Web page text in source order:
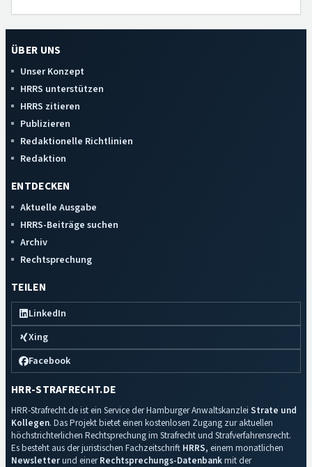
ÜBER UNS
Unser Konzept
HRRS unterstützen
HRRS zitieren
Publizieren
Redaktionelle Richtlinien
Redaktion
ENTDECKEN
Aktuelle Ausgabe
HRRS-Beiträge suchen
Archiv
Rechtsprechung
TEILEN
LinkedIn
Xing
Facebook
HRR-STRAFRECHT.DE
HRR-Strafrecht.de ist ein Service der Hamburger Anwaltskanzlei Strate und
Kollegen. Das Projekt bietet einen kostenlosen Zugang zur aktuellen
höchstrichterlichen Rechtsprechung im Strafrecht und Strafverfahrensrecht.
Es besteht aus der juristischen Fachzeitschrift HRRS, einem monatlichen
Newsletterund einerRechtsprechungs-Datenbankmit der